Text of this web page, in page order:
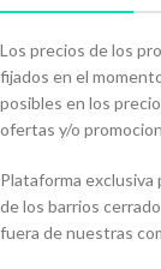
Los precios de los
fijados en el
posibles en los
ofertas y/o
Plataforma exclusiva
de los barrios
fuera de nuestras